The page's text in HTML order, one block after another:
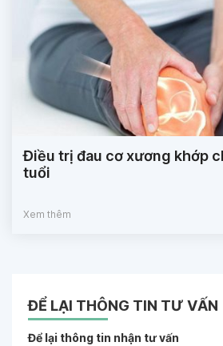
Điều trị đau cơ xương khớp
tuổi
Xem thêm
ĐỂ LẠI THÔNG TIN TƯ VẤN
Để lại thông tin nhận tư vấn